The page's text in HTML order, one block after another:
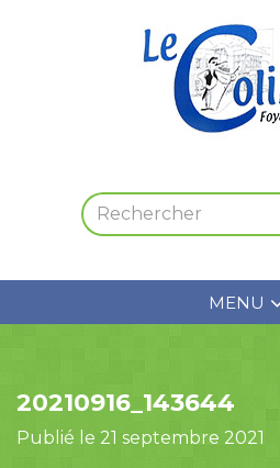
MENU
20210916_143644
Publié le 21 septembre 2021